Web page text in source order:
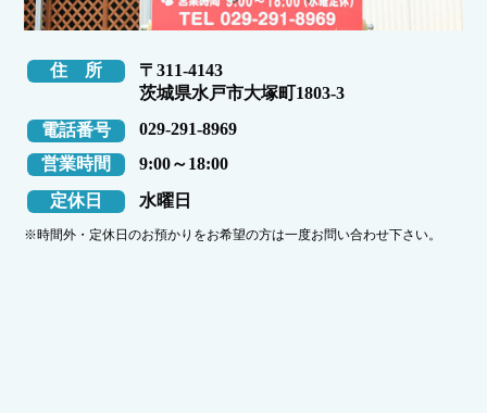
住 所
〒311-4143
茨城県水戸市大塚町1803-3
電話番号
029-291-8969
営業時間
9:00～18:00
定休日
水曜日
※時間外・定休日のお預かりをお希望の方は一度お問い合わせ下さい。